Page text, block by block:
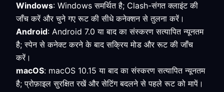
Windows: Windows समर्थित है; Clash-संगत क्लाइंट की
जाँच करें और चुने गए रूट की सीधे कनेक्शन से तुलना करें।
Android: Android 7.0 या बाद का संस्करण सत्यापित न्यूनतम
है; स्पेन से कनेक्ट करने के बाद सक्रिय मोड और रूट की जाँच
करें।
macOS: macOS 10.15 या बाद का संस्करण सत्यापित न्यूनतम
है; प्रोफ़ाइल सुरक्षित रखें और सेटिंग बदलने से पहले रूट को मापें।